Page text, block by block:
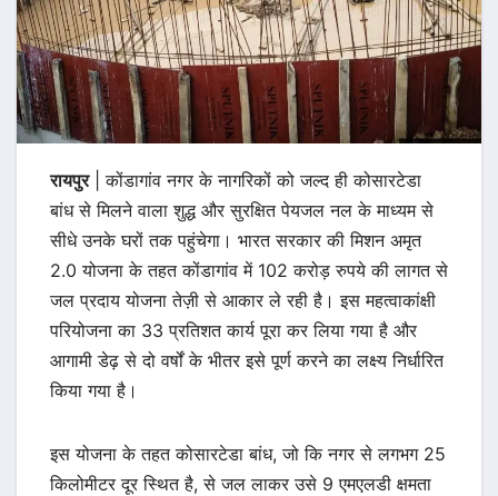
रायपुर| कोंडागांव नगर के नागरिकों को जल्द ही कोसारटेडा
बांध से मिलने वाला शुद्ध और सुरक्षित पेयजल नल के माध्यम से
सीधे उनके घरों तक पहुंचेगा। भारत सरकार की मिशन अमृत
2.0 योजना के तहत कोंडागांव में 102 करोड़ रुपये की लागत से
जल प्रदाय योजना तेज़ी से आकार ले रही है। इस महत्वाकांक्षी
परियोजना का 33 प्रतिशत कार्य पूरा कर लिया गया है और
आगामी डेढ़ से दो वर्षों के भीतर इसे पूर्ण करने का लक्ष्य निर्धारित
किया गया है।
इस योजना के तहत कोसारटेडा बांध, जो कि नगर से लगभग 25
किलोमीटर दूर स्थित है, से जल लाकर उसे 9 एमएलडी क्षमता